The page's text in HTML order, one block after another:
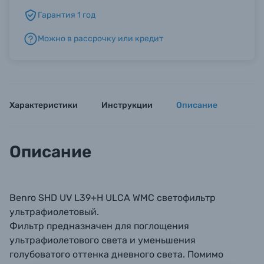
Б/У фототехника (Комиссионные товары)
Гарантия 1 год
Можно в рассрочку или кредит
Характеристики Инструкции Описание
Описание
Benro SHD UV L39+H ULCA WMC светофильтр
ультрафиолетовый.
Фильтр предназначен для поглощения
ультрафиолетового света и уменьшения
голубоватого оттенка дневного света. Помимо